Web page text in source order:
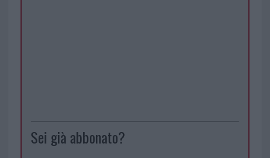
Sei già abbonato?